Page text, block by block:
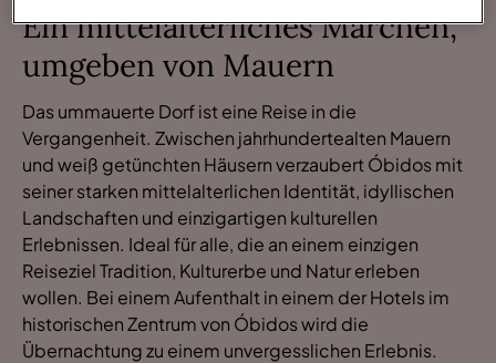
Ein mittelalterliches Märchen,
umgeben von Mauern
Das ummauerte Dorf ist eine Reise in die
Vergangenheit. Zwischen jahrhundertealten Mauern
und weiß getünchten Häusern verzaubert Óbidos mit
seiner starken mittelalterlichen Identität, idyllischen
Landschaften und einzigartigen kulturellen
Erlebnissen. Ideal für alle, die an einem einzigen
Reiseziel Tradition, Kulturerbe und Natur erleben
wollen. Bei einem Aufenthalt in einem der Hotels im
historischen Zentrum von Óbidos wird die
Übernachtung zu einem unvergesslichen Erlebnis.